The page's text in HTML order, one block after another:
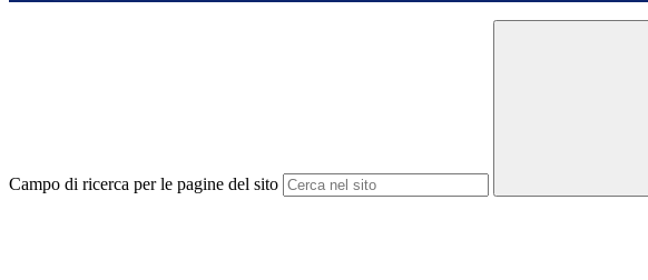
Campo di ricerca per le pagine del sito